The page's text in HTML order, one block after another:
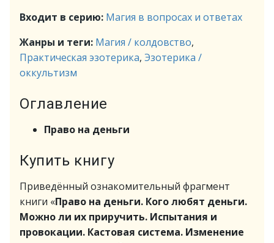
Входит в серию: Магия в вопросах и ответах
Жанры и теги: Магия / колдовство,
Практическая эзотерика, Эзотерика /
оккультизм
Оглавление
Право на деньги
Купить книгу
Приведённый ознакомительный фрагмент
книги «Право на деньги. Кого любят деньги.
Можно ли их приручить. Испытания и
провокации. Кастовая система. Изменение